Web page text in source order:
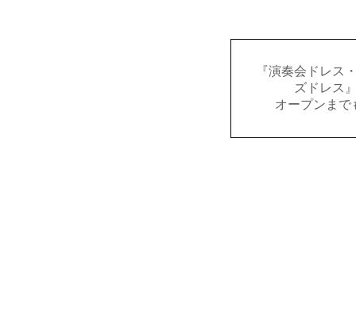
『演奏会ドレス
ズドレス
オープンまで